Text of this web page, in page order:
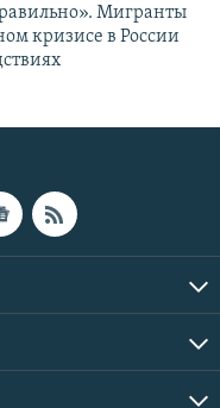
Мигранты
кризисе в России